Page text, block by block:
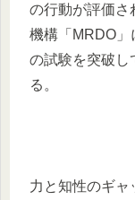
の行動が評価さ
機構「MRDO
の試験を突破し
る。
力と知性のギャ